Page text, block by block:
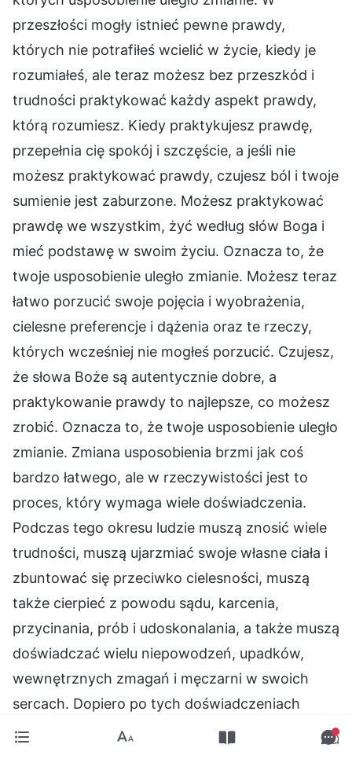
przeszłości mogły istnieć pewne prawdy,
których nie potrafiłeś wcielić w życie, kiedy je
rozumiałeś, ale teraz możesz bez przeszkód i
trudności praktykować każdy aspekt prawdy,
którą rozumiesz. Kiedy praktykujesz prawdę,
przepełnia cię spokój i szczęście, a jeśli nie
możesz praktykować prawdy, czujesz ból i twoje
sumienie jest zaburzone. Możesz praktykować
prawdę we wszystkim, żyć według słów Boga i
mieć podstawę w swoim życiu. Oznacza to, że
twoje usposobienie uległo zmianie. Możesz teraz
łatwo porzucić swoje pojęcia i wyobrażenia,
cielesne preferencje i dążenia oraz te rzeczy,
których wcześniej nie mogłeś porzucić. Czujesz,
że słowa Boże są autentycznie dobre, a
praktykowanie prawdy to najlepsze, co możesz
zrobić. Oznacza to, że twoje usposobienie uległo
zmianie. Zmiana usposobienia brzmi jak coś
bardzo łatwego, ale w rzeczywistości jest to
proces, który wymaga wiele doświadczenia.
Podczas tego okresu ludzie muszą znosić wiele
trudności, muszą ujarzmiać swoje własne ciała i
zbuntować się przeciwko cielesności, muszą
także cierpieć z powodu sądu, karcenia,
przycinania, prób i udoskonalania, a także muszą
doświadczać wielu niepowodzeń, upadków,
wewnętrznych zmagań i męczarni w swoich
sercach. Dopiero po tych doświadczeniach
ludzie mogą mieć nieco zrozumienia swojej